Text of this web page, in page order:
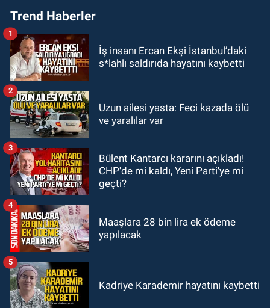
kaybetti
21:22Savaş Çiloğlu ve yönetimi
Başkan Köksal Tunçtürk’ü kutladı
21:05Öğretmenlere Milli Eğitim
GÜNDEM
19:34Zonguldakspor Bolu'da 3
hazırlık maçı oynayacak... İşte
Trend Haberler
İş insanı Ercan Ekşi İstanbul’daki
s*lahlı saldırıda hayatını kaybetti
1
Uzun ailesi yasta: Feci kazada ölü
ve yaralılar var
2
Bülent Kantarcı kararını açıkladı!
CHP'de mi kaldı, Yeni Parti'ye mi
geçti?
3
Maaşlara 28 bin lira ek ödeme
yapılacak
4
Kadriye Karademir hayatını kaybetti
5